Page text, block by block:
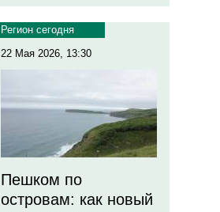
Регион сегодня
22 Мая 2026, 13:30
Пешком по
островам: как новый